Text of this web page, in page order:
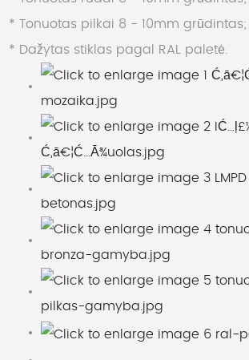
* Tonuotas pilkai 8 - 10mm grūdintas;
* Dažytas stiklas pagal RAL paletė.